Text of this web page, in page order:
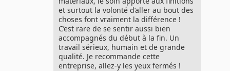
et surtout la volonté d’aller au bout des
choses font vraiment la différence !
C’est rare de se sentir aussi bien
accompagnés du début à la fin. Un
travail sérieux, humain et de grande
qualité. Je recommande cette
entreprise, allez-y les yeux fermés !